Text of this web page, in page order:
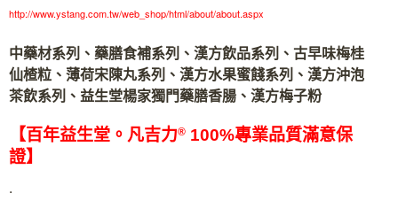
http://www.ystang.com.tw/web_shop/html/about/about.aspx
中藥材系列、藥膳食補系列、漢方飲品系列、古早味梅桂
仙楂粒、薄荷宋陳丸系列、漢方水果蜜餞系列、漢方沖泡
茶飲系列、益生堂楊家獨門藥膳香腸、漢方梅子粉
【百年益生堂。凡吉力® 100%專業品質滿意保
證】
.